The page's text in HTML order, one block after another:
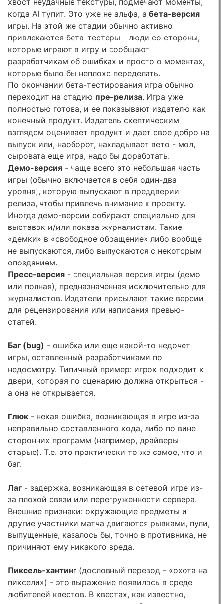
когда AI тупит. Это уже не альфа, абета-версия
игры. На этой же стадии обычно активно
привлекаются бета-тестеры - люди со стороны,
которые играют в игру и сообщают
разработчикам об ошибках и просто о моментах,
которые было бы неплохо переделать.
По окончании бета-тестирования игра обычно
переходит на стадию пре-релиза. Игра уже
полностью готова, и ее показывают издателю как
конечный продукт. Издатель скептическим
взглядом оценивает продукт и дает свое добро на
выпуск или, наоборот, накладывает вето - мол,
сыровата еще игра, надо бы доработать.
Демо-версия - чаще всего это небольшая часть
игры (обычно включается в себя один-два
уровня), которую выпускают в преддверии
релиза, чтобы привлечь внимание к проекту.
Иногда демо-версии собирают специально для
выставок и/или показа журналистам. Такие
«демки» в «свободное обращение» либо вообще
не выпускаются, либо выпускаются с некоторым
опозданием.
Пресс-версия - специальная версия игры (демо
или полная), предназначенная исключительно для
журналистов. Издатели присылают такие версии
для рецензирования или написания превью-
статей.
Баг (bug) - ошибка или еще какой-то недочет
игры, оставленный разработчиками по
недосмотру. Типичный пример: игрок подходит к
двери, которая по сценарию должна открыться -
а она не открывается.
Глюк - некая ошибка, возникающая в игре из-за
неправильно составленного кода, либо по вине
сторонних программ (например, драйверы
старые). Т.е. это практически то же самое, что и
баг.
Лаг - задержка, возникающая в сетевой игре из-
за плохой связи или перегруженности сервера.
Внешние признаки: окружающие предметы и
другие участники матча двигаются рывками, пули,
выпущенные, казалось бы, точно в противника, не
причиняют ему никакого вреда.
Пиксель-хантинг (дословный перевод - «охота на
пиксели») - это выражение появилось в среде
любителей квестов. В квестах, как известно,